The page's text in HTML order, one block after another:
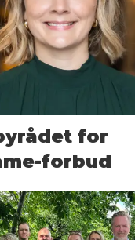
for
forbud